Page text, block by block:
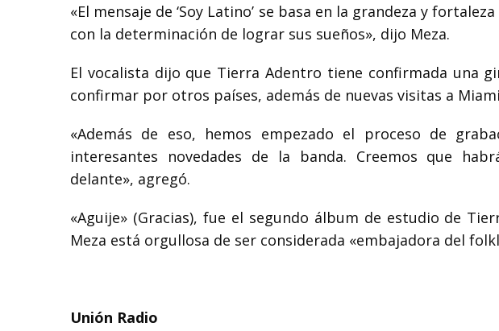
«El mensaje de ‘Soy Latino’ se basa en la grandeza y
con la determinación de lograr sus sueños», dijo Meza.
El vocalista dijo que Tierra Adentro tiene confirmada una
confirmar por otros países, además de nuevas visitas a
«Además de eso, hemos empezado el proceso de
interesantes novedades de la banda. Creemos que
delante», agregó.
«Aguije» (Gracias), fue el segundo álbum de estudio de
Meza está orgullosa de ser considerada «embajadora del
Unión Radio